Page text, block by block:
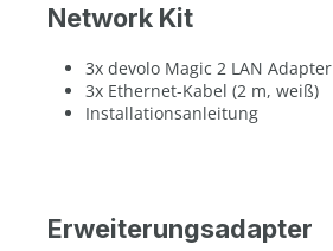
Network Kit
3x devolo Magic 2 LAN Adapter
3x Ethernet-Kabel (2 m, weiß)
Installationsanleitung
Erweiterungsadapter